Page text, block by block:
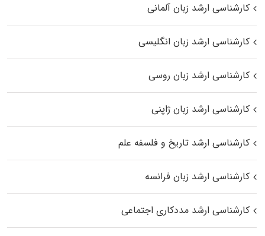
کارشناسی ارشد زبان آلمانی
کارشناسی ارشد زبان انگلیسی
کارشناسی ارشد زبان روسی
کارشناسی ارشد زبان ژاپنی
کارشناسی ارشد تاریخ و فلسفه علم
کارشناسی ارشد زبان فرانسه
کارشناسی ارشد مددکاری اجتماعی